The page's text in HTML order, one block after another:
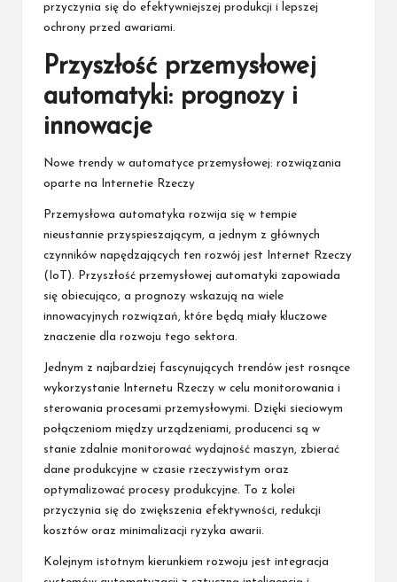
przyczynia się do efektywniejszej produkcji i lepszej
ochrony przed awariami.
Przyszłość przemysłowej
automatyki: prognozy i
innowacje
Nowe trendy w automatyce przemysłowej: rozwiązania
oparte na Internetie Rzeczy
Przemysłowa automatyka rozwija się w tempie
nieustannie przyspieszającym, a jednym z głównych
czynników napędzających ten rozwój jest Internet Rzeczy
(IoT). Przyszłość przemysłowej automatyki zapowiada
się obiecująco, a prognozy wskazują na wiele
innowacyjnych rozwiązań, które będą miały kluczowe
znaczenie dla rozwoju tego sektora.
Jednym z najbardziej fascynujących trendów jest rosnące
wykorzystanie Internetu Rzeczy w celu monitorowania i
sterowania procesami przemysłowymi. Dzięki sieciowym
połączeniom między urządzeniami, producenci są w
stanie zdalnie monitorować wydajność maszyn, zbierać
dane produkcyjne w czasie rzeczywistym oraz
optymalizować procesy produkcyjne. To z kolei
przyczynia się do zwiększenia efektywności, redukcji
kosztów oraz minimalizacji ryzyka awarii.
Kolejnym istotnym kierunkiem rozwoju jest integracja